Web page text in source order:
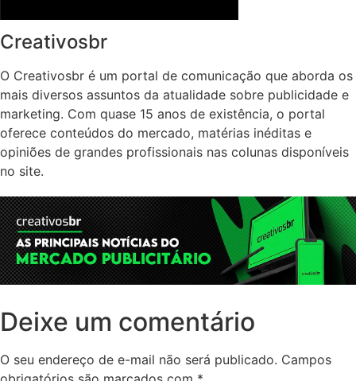
Creativosbr
O Creativosbr é um portal de comunicação que aborda os
mais diversos assuntos da atualidade sobre publicidade e
marketing. Com quase 15 anos de existência, o portal
oferece conteúdos do mercado, matérias inéditas e
opiniões de grandes profissionais nas colunas disponíveis
no site.
Deixe um comentário
O seu endereço de e-mail não será publicado. Campos